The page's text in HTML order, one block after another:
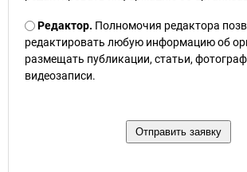
Редактор. Полномочия редактора
редактировать любую информацию об
размещать публикации, статьи,
видеозаписи.